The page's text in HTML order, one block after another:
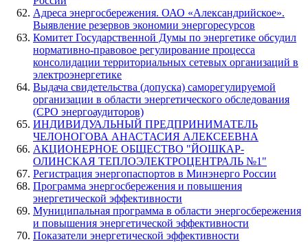
Адреса энергосбережения. ОАО «Александрийское».
Выявление резервов экономии энергоресурсов
Комитет Государственной Думы по энергетике обсудил
нормативно-правовое регулирование процесса
консолидации территориальных сетевых организаций в
электроэнергетике
Выдача свидетельства (допуска) саморегулируемой
организации в области энергетического обследования
(СРО энергоаудиторов)
ИНДИВИДУАЛЬНЫЙ ПРЕДПРИНИМАТЕЛЬ
ЧЕЛОНОГОВА АНАСТАСИЯ АЛЕКСЕЕВНА
АКЦИОНЕРНОЕ ОБЩЕСТВО "ЙОШКАР-
ОЛИНСКАЯ ТЕПЛОЭЛЕКТРОЦЕНТРАЛЬ №1"
Регистрация энергопаспортов в Минэнерго России
Программа энергосбережения и повышения
энергетической эффективности
Муниципальная программа в области энергосбережения
и повышения энергетической эффективности
Показатели энергетической эффективности